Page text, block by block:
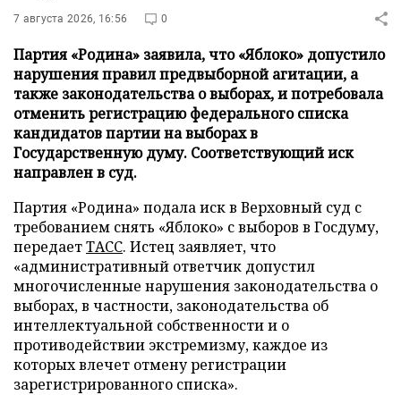
7 августа 2026, 16:56 0
Партия «Родина» заявила, что «Яблоко» допустило
нарушения правил предвыборной агитации, а
также законодательства о выборах, и потребовала
отменить регистрацию федерального списка
кандидатов партии на выборах в
Государственную думу. Соответствующий иск
направлен в суд.
Партия «Родина» подала иск в Верховный суд с
требованием снять «Яблоко» с выборов в Госдуму,
передаетТАСС. Истец заявляет, что
«административный ответчик допустил
многочисленные нарушения законодательства о
выборах, в частности, законодательства об
интеллектуальной собственности и о
противодействии экстремизму, каждое из
которых влечет отмену регистрации
зарегистрированного списка».